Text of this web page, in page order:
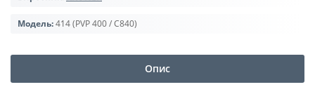
Модель:414 (PVP 400 / C840)
Опис